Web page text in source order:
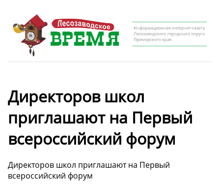
Директоров школ
приглашают на Первый
всероссийский форум
Директоров школ приглашают на Первый
всероссийский форум